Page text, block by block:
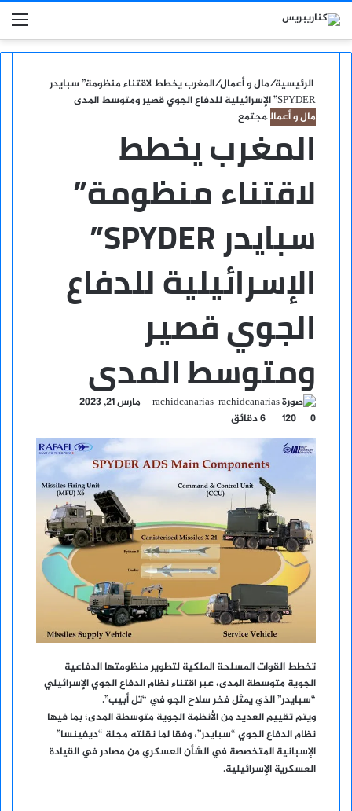
بحث
الرئيسية/مال و أعمال/المغرب يخطط لاقتناء منظومة” سبايدر
SPYDER” الإسرائيلية للدفاع الجوي قصير ومتوسط المدى
مال و أعمالمجتمع
المغرب يخطط
لاقتناء منظومة”
سبايدر SPYDER”
الإسرائيلية للدفاع
الجوي قصير
ومتوسط المدى
rachidcanarias أرسل
إلكترونيا
مارس 21, 2023
0
تخطط القوات المسلحة الملكية لتطوير منظومتها الدفاعية
الجوية متوسطة المدى، عبر اقتناء نظام الدفاع الجوي الإسرائيلي
“سبايدر” الذي يمثل فخر سلاح الجو في “تل أبيب”.
ويتم تقييم العديد من الأنظمة الجوية متوسطة المدى؛ بما فيها
نظام الدفاع الجوي “سبايدر”، وفقا لما نقلته مجلة “ديفينسا”
الإسبانية المتخصصة في الشأن العسكري من مصادر في القيادة
العسكرية الإسرائيلية.